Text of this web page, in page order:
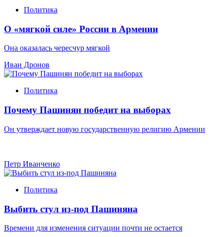
Политика
О «мягкой силе» России в Армении
Она оказалась чересчур мягкой
Иван Дронов
Политика
Почему Пашинян победит на выборах
Он утверждает новую государственную религию Армении
Петр Иванченко
Политика
Выбить стул из-под Пашиняна
Времени для изменения ситуации почти не остается